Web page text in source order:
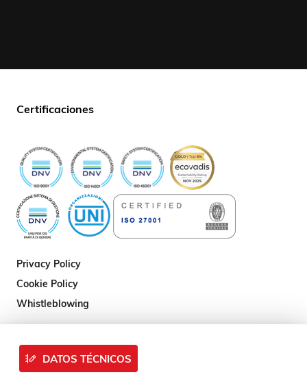
DATOS TÉCNICOS
Certificaciones
Privacy Policy
Cookie Policy
Whistleblowing